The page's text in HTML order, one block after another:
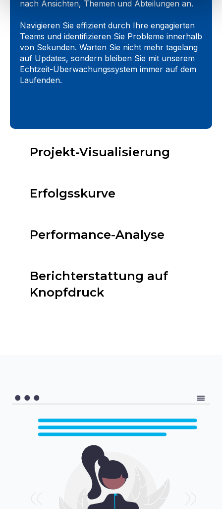
nach Ansichten, Themen und Abteilungen an.
Navigieren Sie effizient durch Ihre engagierten
Teams und identifizieren Sie Probleme innerhalb
von Sekunden. Warten Sie nicht mehr tagelang
auf Updates, sondern bleiben Sie mit unserem
Echtzeit-Überwachungssystem immer auf dem
Laufenden.
Projekt-Visualisierung
Erfolgsskurve
Performance-Analyse
Berichterstattung auf
Knopfdruck